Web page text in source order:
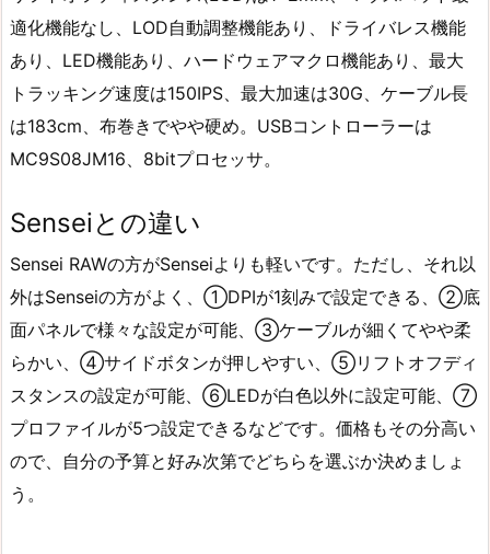
適化機能なし、LOD自動調整機能あり、ドライバレス機能
あり、LED機能あり、ハードウェアマクロ機能あり、最大
トラッキング速度は150IPS、最大加速は30G、ケーブル長
は183cm、布巻きでやや硬め。USBコントローラーは
MC9S08JM16、8bitプロセッサ。
Senseiとの違い
Sensei RAWの方がSenseiよりも軽いです。ただし、それ以
外はSenseiの方がよく、①DPIが1刻みで設定できる、②底
面パネルで様々な設定が可能、③ケーブルが細くてやや柔
らかい、④サイドボタンが押しやすい、⑤リフトオフディ
スタンスの設定が可能、⑥LEDが白色以外に設定可能、⑦
プロファイルが5つ設定できるなどです。価格もその分高い
ので、自分の予算と好み次第でどちらを選ぶか決めましょ
う。